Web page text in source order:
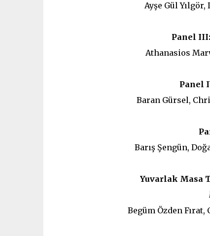
Ayşe Gül
Panel III:
Athanasios
Panel
Baran Gürsel,
Barış Şengün,
Yuvarlak Masa
Begüm Özden